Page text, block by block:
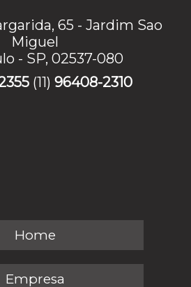
65 - Jardim Sao
Miguel
- SP, 02537-080
(11) 96408-2310
Home
Empresa